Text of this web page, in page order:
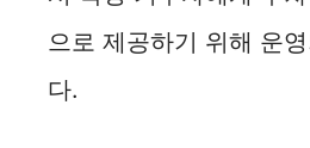
으로 제공하기 위해 운
다.